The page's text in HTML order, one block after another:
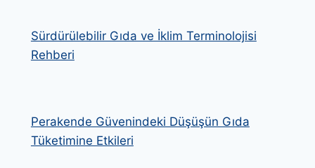
Sürdürülebilir Gıda ve İklim Terminolojisi
Rehberi
Perakende Güvenindeki Düşüşün Gıda
Tüketimine Etkileri